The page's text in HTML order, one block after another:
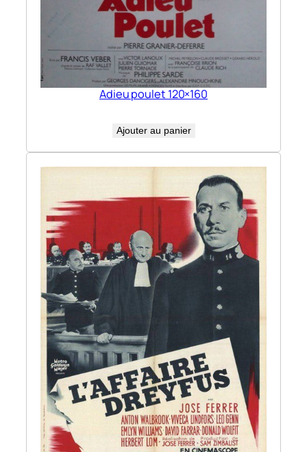
Adieu poulet 120×160
Ajouter au panier